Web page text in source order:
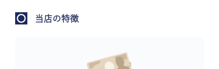
当店の特徴